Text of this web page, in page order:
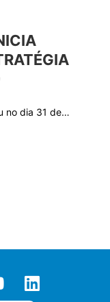
no dia 31 de…